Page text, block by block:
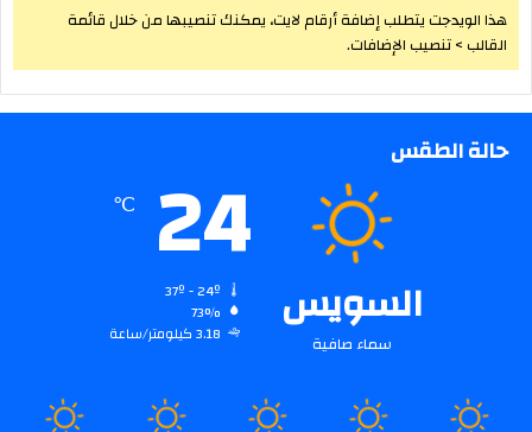
هذا الويدجت يتطلب إضافة أرقام لايت، يمكنك تنصيبها من خلال قائمة
القالب > تنصيب الإضافات.
حالة الطقس
السويس
سماء صافية
24
℃
73%
3.18 كيلومتر/ساعة